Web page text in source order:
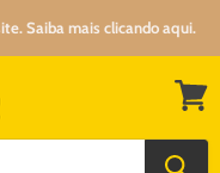
Saiba mais clicando aqui.